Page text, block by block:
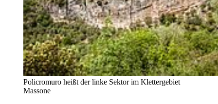
Policromuro heißt der linke Sektor im Klettergebiet
Massone